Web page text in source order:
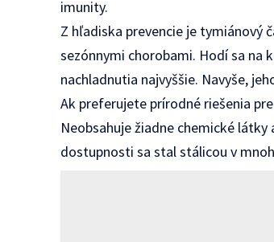
imunity.
Z hľadiska prevencie je tymiánový
sezónnymi chorobami. Hodí sa na
nachladnutia najvyššie. Navyše,
Ak preferujete prírodné riešenia
Neobsahuje žiadne chemické
dostupnosti sa stal stálicou v